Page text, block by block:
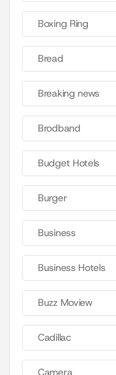
Boxing Ring
Bread
Breaking news
Brodband
Budget Hotels
Burger
Business
Business Hotels
Buzz Moview
Cadillac